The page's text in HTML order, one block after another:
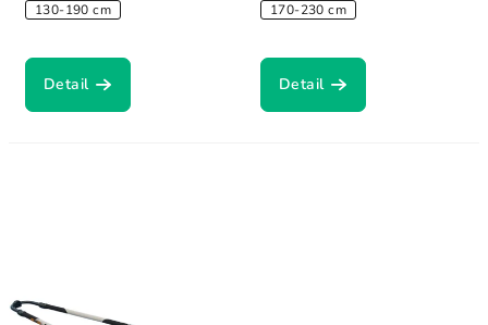
130-190 cm
Detail
170-230 cm
Detail